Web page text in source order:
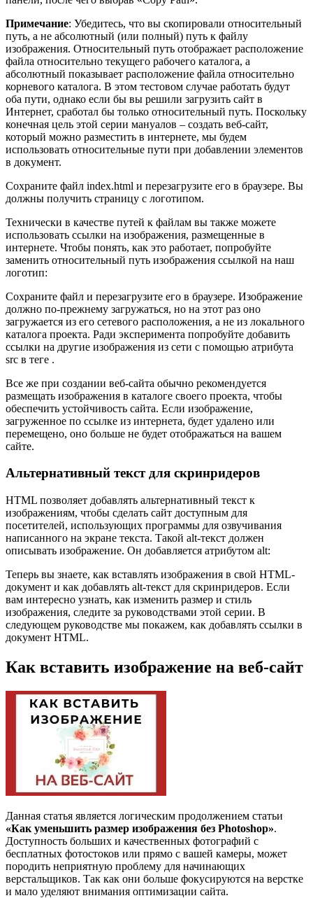
Примечание: Убедитесь, что вы скопировали относительный
путь, а не абсолютный (или полный) путь к файлу
изображения. Относительный путь отображает расположение
файла относительно текущего рабочего каталога, а
абсолютный показывает расположение файла относительно
корневого каталога. В этом тестовом случае работать будут
оба пути, однако если бы вы решили загрузить сайт в
Интернет, сработал бы только относительный путь. Поскольку
конечная цель этой серии мануалов – создать веб-сайт,
который можно разместить в интернете, мы будем
использовать относительные пути при добавлении элементов
в документ.
Сохраните файл index.html и перезагрузите его в браузере. Вы
должны получить страницу с логотипом.
Технически в качестве путей к файлам вы также можете
использовать ссылки на изображения, размещенные в
интернете. Чтобы понять, как это работает, попробуйте
заменить относительный путь изображения ссылкой на наш
логотип:
Сохраните файл и перезагрузите его в браузере. Изображение
должно по-прежнему загружаться, но на этот раз оно
загружается из его сетевого расположения, а не из локального
каталога проекта. Ради эксперимента попробуйте добавить
ссылки на другие изображения из сети с помощью атрибута
src в теге .
Все же при создании веб-сайта обычно рекомендуется
размещать изображения в каталоге своего проекта, чтобы
обеспечить устойчивость сайта. Если изображение,
загруженное по ссылке из интернета, будет удалено или
перемещено, оно больше не будет отображаться на вашем
сайте.
Альтернативный текст для скринридеров
HTML позволяет добавлять альтернативный текст к
изображениям, чтобы сделать сайт доступным для
посетителей, использующих программы для озвучивания
написанного на экране текста. Такой alt-текст должен
описывать изображение. Он добавляется атрибутом alt:
Теперь вы знаете, как вставлять изображения в свой HTML-
документ и как добавлять alt-текст для скринридеров. Если
вам интересно узнать, как изменить размер и стиль
изображения, следите за руководствами этой серии. В
следующем руководстве мы покажем, как добавлять ссылки в
документ HTML.
Как вставить изображение на веб-сайт
Данная статья является логическим продолжением статьи
«Как уменьшить размер изображения без Photoshop».
Доступность больших и качественных фотографий с
бесплатных фотостоков или прямо с вашей камеры, может
породить неприятную проблему для начинающих
верстальщиков. Так как они больше фокусируются на верстке
и мало уделяют внимания оптимизации сайта.